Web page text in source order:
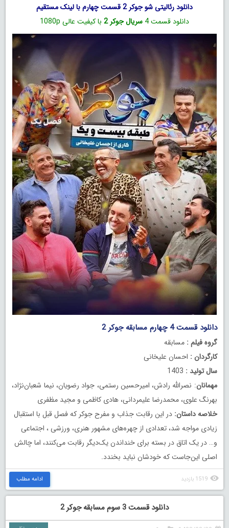
دانلود رئالیتی‌ شو جوکر 2 قسمت چهارم با لینک مستقیم
دانلود قسمت 4
سریال جوکر 2 با کیفیت عالی 1080p
دانلود قسمت 4 چهارم مسابقه جوکر 2
گروه فیلم : مسابقه
کارگردان : احسان علیخانی
سال تولید :
مهمانان: نصرالله رادش، امیرحسین رستمی، جواد رضویان، نیما شعبان‌نژاد،
بهرنگ علوی، محمدرضا علیمردانی، هادی کاظمی و مجید مظفری
خلاصه داستان: در این رقابت جذاب و مفرح جوکر که فصل قبل با استقبال
زیادی مواجه شد، تعدادی از چهره‌های مشهور هنری، ورزشی ، اجتماعی
و… در یک اتاق در بسته برای ‏خنداندن یک‌دیگر رقابت می‌کنند، اما چالش
اصلی این‌جاست که خودشان نباید بخندد.
1519 بازدید ادامه مطلب
دانلود قسمت 3 سوم مسابقه جوکر 2